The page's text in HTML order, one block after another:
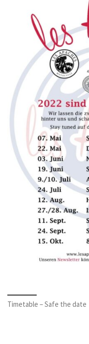
Timetable – Safe the date